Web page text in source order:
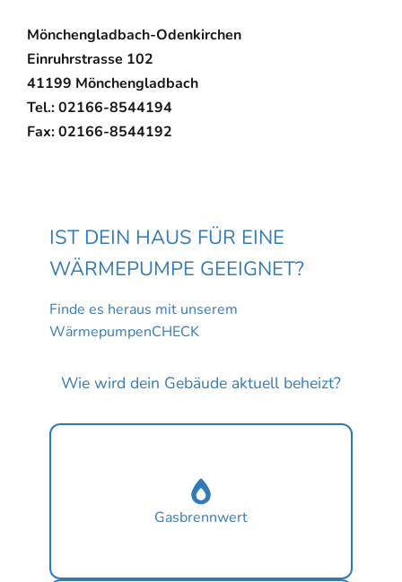
Mönchengladbach-Odenkirchen
Einruhrstrasse 102
41199 Mönchengladbach
Tel.: 02166-8544194
Fax: 02166-8544192
IST DEIN HAUS FÜR EINE
WÄRMEPUMPE GEEIGNET?
Finde es heraus mit unserem
WärmepumpenCHECK
Wie wird dein Gebäude aktuell beheizt?
Gasbrennwert